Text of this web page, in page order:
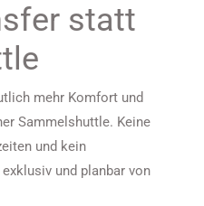
statt
mehr Komfort und
Sammelshuttle. Keine
und kein
und planbar von